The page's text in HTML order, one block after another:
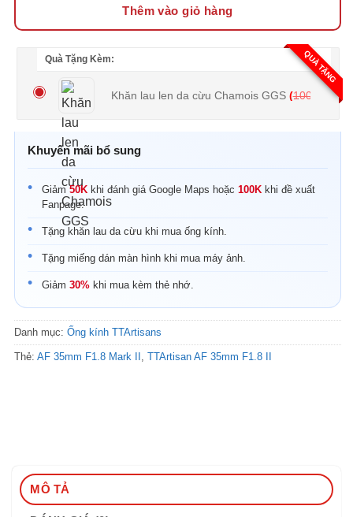
Thêm vào giỏ hàng
QUÀ TẶNG
Quà Tặng Kèm:
Khăn lau len da cừu Chamois GGS
(100.000₫
Khuyến mãi bổ sung
Giảm50K khi đánh giá Google Maps hoặc 100K khi đề xuất
Fanpage.
Tặng khăn lau da cừu khi mua ống kính.
Tặng miếng dán màn hình khi mua máy ảnh.
Giảm 30% khi mua kèm thẻ nhớ.
Danh mục: Ống kính TTArtisans
Thẻ: AF 35mm F1.8 Mark II TTArtisan AF 35mm F1.8 II
MÔ TẢ